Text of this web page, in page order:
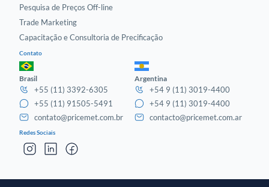
Pesquisa de Preços Off-line
Trade Marketing
Capacitação e Consultoria de Precificação
Contato
Brasil
+55 (11) 3392-6305
+55 (11) 91505-5491
contato@pricemet.com.br
Argentina
+54 9 (11) 3019-4400
+54 9 (11) 3019-4400
contacto@pricemet.com.ar
Redes Sociais